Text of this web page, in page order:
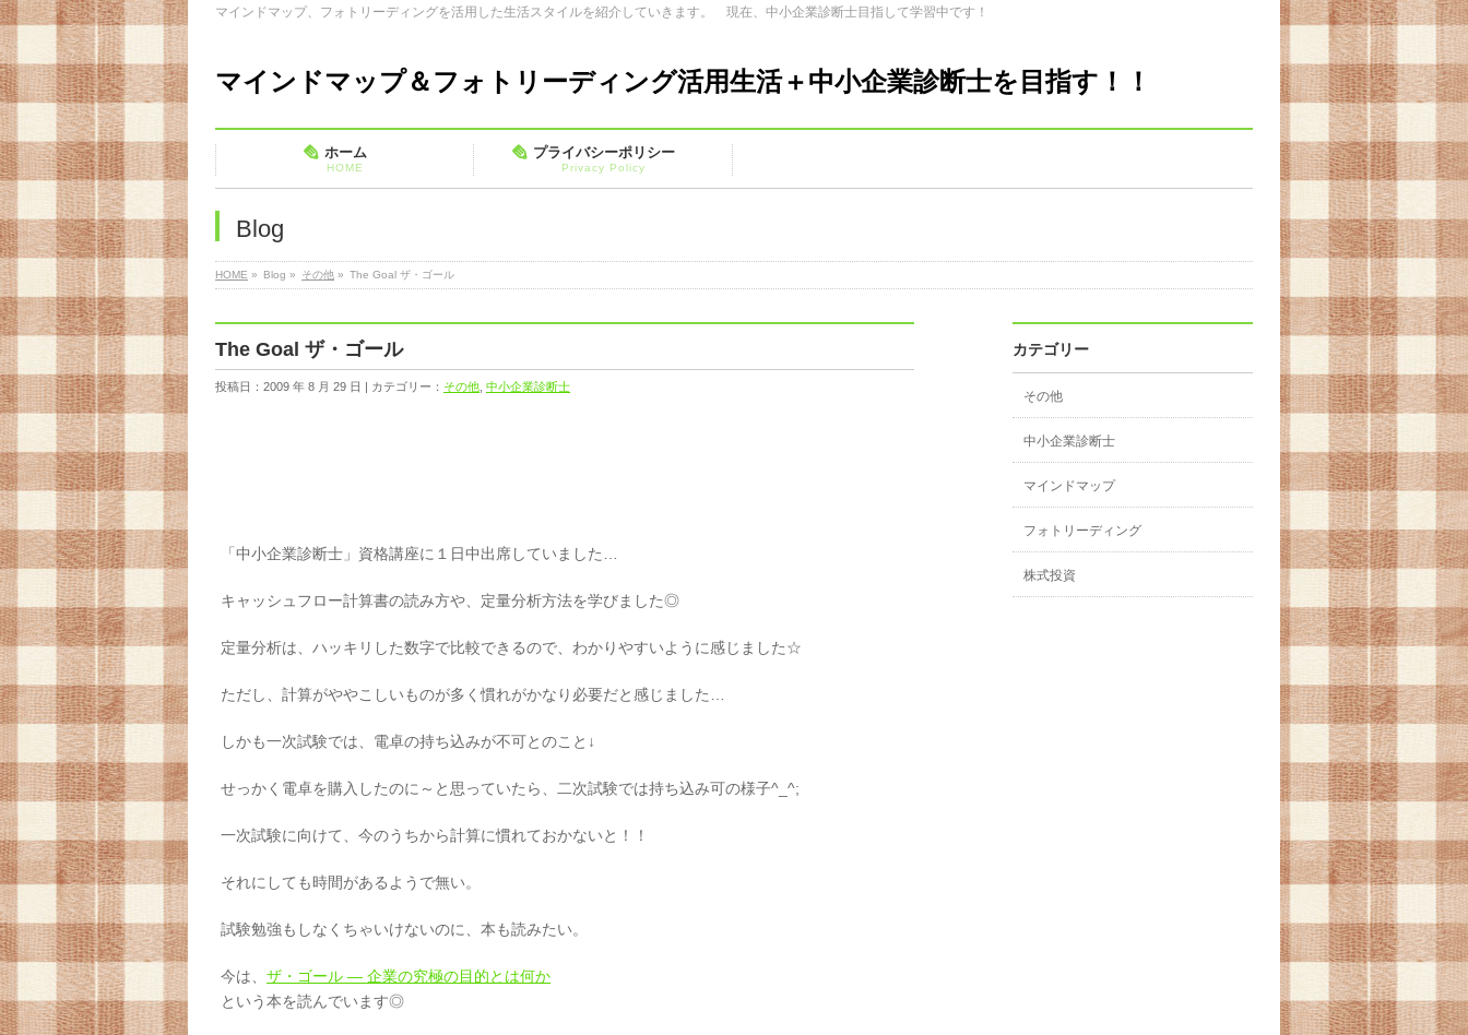
マインドマップ、フォトリーディングを活用した生活スタイルを紹介していきます。 現在、中小企業診断士目指して学習中です！
マインドマップ＆フォトリーディング活用生活＋中小企業診断士を目指す！！
ホーム
HOME
プライバシーポリシー
Privacy Policy
Blog
HOME » Blog » その他 » The Goal ザ・ゴール
The Goal ザ・ゴール
投稿日：2009 年 8 月 29 日 | カテゴリー： その他 中小企業診断士
「中小企業診断士」資格講座に１日中出席していました…
キャッシュフロー計算書の読み方や、定量分析方法を学びました◎
定量分析は、ハッキリした数字で比較できるので、わかりやすいように感じました☆
ただし、計算がややこしいものが多く慣れがかなり必要だと感じました…
しかも一次試験では、電卓の持ち込みが不可とのこと↓
せっかく電卓を購入したのに～と思っていたら、二次試験では持ち込み可の様子^_^;
一次試験に向けて、今のうちから計算に慣れておかないと！！
それにしても時間があるようで無い。
試験勉強もしなくちゃいけないのに、本も読みたい。
今は、 ザ・ゴール ― 企業の究極の目的とは何か
という本を読んでいます◎
カテゴリー
その他
中小企業診断士
マインドマップ
フォトリーディング
株式投資